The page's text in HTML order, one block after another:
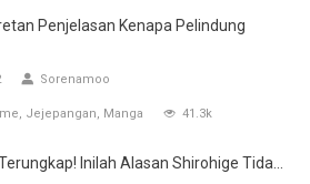
Penjelasan Kenapa Pelindung
Sorenamoo
Jejepangan Manga 41.3k
Inilah Alasan Shirohige Tida...